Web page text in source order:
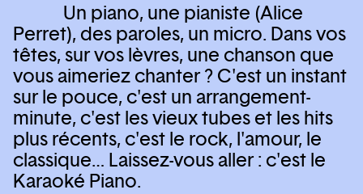
Un piano, une pianiste (Alice
Perret), des paroles, un micro. Dans vos
têtes, sur vos lèvres, une chanson que
vous aimeriez chanter ? C'est un instant
sur le pouce, c'est un arrangement-
minute, c'est les vieux tubes et les hits
plus récents, c'est le rock, l'amour, le
classique… Laissez-vous aller : c'est le
Karaoké Piano.